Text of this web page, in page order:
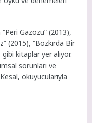
“Peri Gazozu” (2013),
(2015), “Bozkırda Bir
gibi kitaplar yer alıyor.
sorunları ve
okuyucularıyla